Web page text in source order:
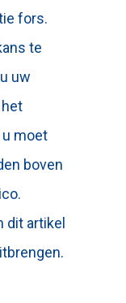
fors.
te
uw
u moet
boven
dit artikel